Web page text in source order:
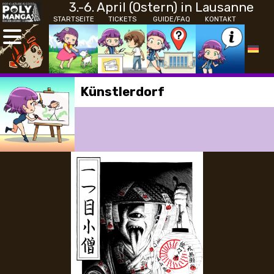
3.-6. April (Ostern) in Lausanne
STARTSEITE TICKETS GUIDE/FAQ KONTAKT
Künstlerdorf